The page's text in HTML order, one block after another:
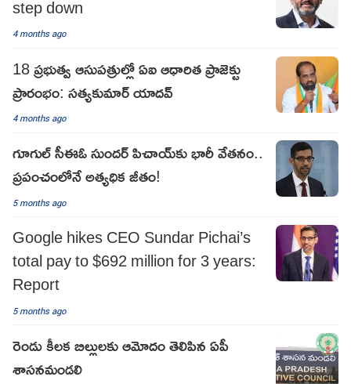
step down
4 months ago
18 ప్రభుత్వ ఆసుపత్రుల్లో ఏఐ ఆధారిత ప్రాజెక్టు
ప్రారంభం: సత్యకుమార్ యాదవ్
4 months ago
గూగుల్ సీఈఓ సుందర్ పిచాయ్‌కు భారీ వేతనం..
ప్రపంచంలోనే అత్యధిక జీతం!
5 months ago
Google hikes CEO Sundar Pichai’s
total pay to $692 million for 3 years:
Report
5 months ago
రెండు కీలక బిల్లులకు ఆమోదం తెలిపిన ఏపీ
శాసనమండలి